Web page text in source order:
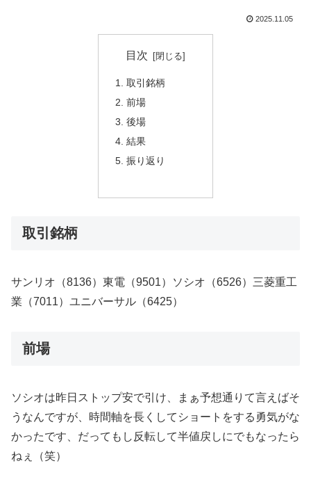
2025.11.05
目次
取引銘柄
前場
後場
結果
振り返り
取引銘柄
サンリオ（8136）東電（9501）ソシオ（6526）三菱重工
業（7011）ユニバーサル（6425）
前場
ソシオは昨日ストップ安で引け、まぁ予想通りて言えばそ
うなんですが、時間軸を長くしてショートをする勇気がな
かったです、だってもし反転して半値戻しにでもなったら
ねぇ（笑）